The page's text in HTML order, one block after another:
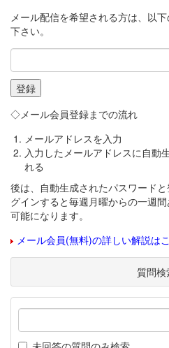
メール配信を希望される方は、以
下さい。
◇メール会員登録までの流れ
メールアドレスを入力
入力したメールアドレスに自動
れる
後は、自動生成されたパスワード
グインすると毎週月曜からの一週
可能になります。
メール会員(無料)の詳しい解説は
質問検